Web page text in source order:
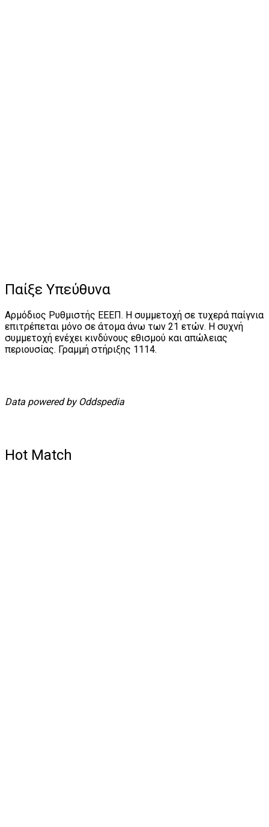
Παίξε Υπεύθυνα
Αρμόδιος Ρυθμιστής ΕΕΕΠ. Η συμμετοχή σε τυχερά παίγνια
επιτρέπεται μόνο σε άτομα άνω των 21 ετών. Η συχνή
συμμετοχή ενέχει κινδύνους εθισμού και απώλειας
περιουσίας. Γραμμή στήριξης 1114.
Data powered by Oddspedia
Hot Match